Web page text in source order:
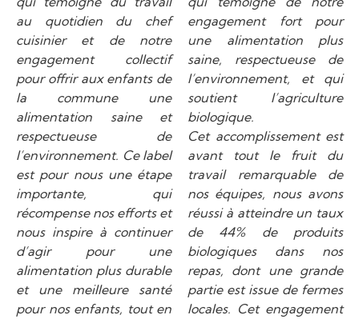
au quotidien du chef
cuisinier et de notre
engagement collectif
pour offrir aux enfants de
la commune une
alimentation saine et
respectueuse de
l’environnement. Ce label
est pour nous une étape
importante, qui
récompense nos efforts et
nous inspire à continuer
d’agir pour une
alimentation plus durable
et une meilleure santé
pour nos enfants, tout en
engagement fort pour
une alimentation plus
saine, respectueuse de
l’environnement, et qui
soutient l’agriculture
biologique.
Cet accomplissement est
avant tout le fruit du
travail remarquable de
nos équipes, nous avons
réussi à atteindre un taux
de 44% de produits
biologiques dans nos
repas, dont une grande
partie est issue de fermes
locales. Cet engagement